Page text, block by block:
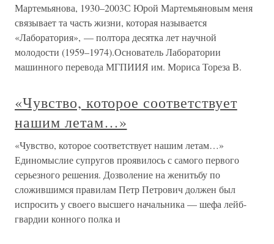
Мартемьянова, 1930–2003С Юрой Мартемьяновым меня
связывает та часть жизни, которая называется
«Лаборатория», — полтора десятка лет научной
молодости (1959–1974).Основатель Лаборатории
машинного перевода МГПИИЯ им. Мориса Тореза В.
«Чувство, которое соответствует
нашим летам…»
«Чувство, которое соответствует нашим летам…»
Единомыслие супругов проявилось с самого первого
серьезного решения. Дозволение на женитьбу по
сложившимся правилам Петр Петрович должен был
испросить у своего высшего начальника — шефа лейб-
гвардии конного полка и